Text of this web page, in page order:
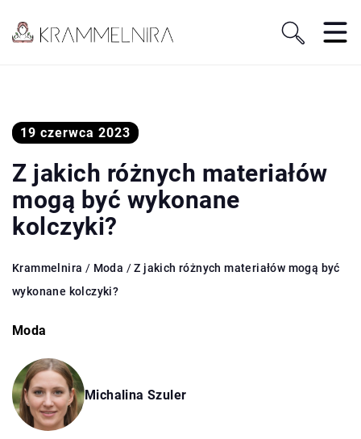
19 czerwca 2023
Z jakich różnych materiałów
mogą być wykonane
kolczyki?
Krammelnira / Moda /Z jakich różnych materiałów mogą być
wykonane kolczyki?
Moda
Michalina Szuler